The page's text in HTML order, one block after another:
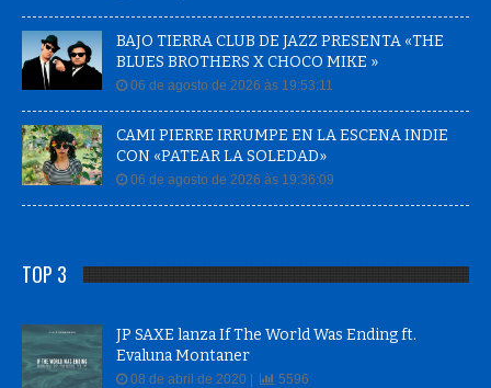
BAJO TIERRA CLUB DE JAZZ PRESENTA «THE
BLUES BROTHERS X CHOCO MIKE »
06 de agosto de 2026 às 19:53:11
CAMI PIERRE IRRUMPE EN LA ESCENA INDIE
CON «PATEAR LA SOLEDAD»
06 de agosto de 2026 às 19:36:09
TOP 3
JP SAXE lanza If The World Was Ending ft.
Evaluna Montaner
08 de abril de 2020 | 5596